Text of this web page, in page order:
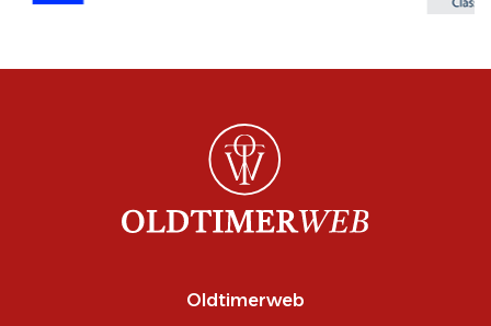
Oldtimerweb